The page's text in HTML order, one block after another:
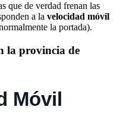
que de verdad frenan las
a la velocidad móvil
la portada).
la provincia de